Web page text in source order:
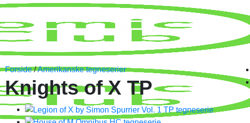
Forside /Amerikanske tegneserier
Knights of X TP